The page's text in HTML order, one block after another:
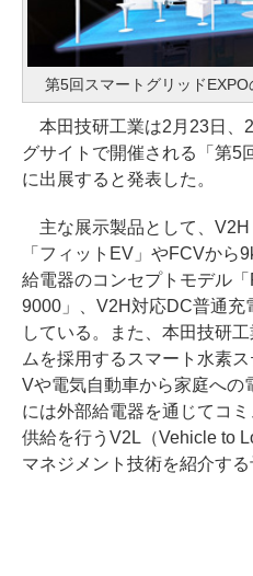
第5回スマートグリッドEXPO
本田技研工業は2月23日、
グサイトで開催される「第5
に出展すると発表した。
主な展示製品として、V2H
「フィットEV」やFCVから
給電器のコンセプトモデル
9000」、V2H対応DC普通充
している。また、本田技研
ムを採用するスマート水素
Vや電気自動車から家庭への
には外部給電器を通じてコ
供給を行うV2L（Vehicle to
マネジメント技術を紹介する